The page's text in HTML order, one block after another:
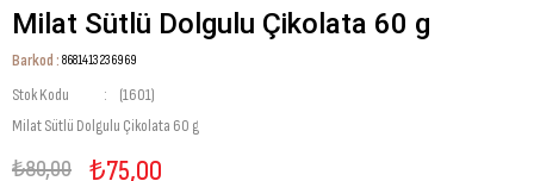
Milat Sütlü Dolgulu Çikolata 60 g
Barkod : 8681413236969
Stok Kodu
(1601)
Milat Sütlü Dolgulu Çikolata 60 g
₺80,00 ₺75,00